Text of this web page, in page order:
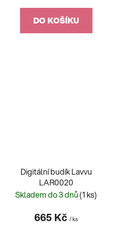
DO KOŠÍKU
Digitální budík Lavvu
LAR0020
Skladem do 3 dnů(1 ks)
665 Kč / ks